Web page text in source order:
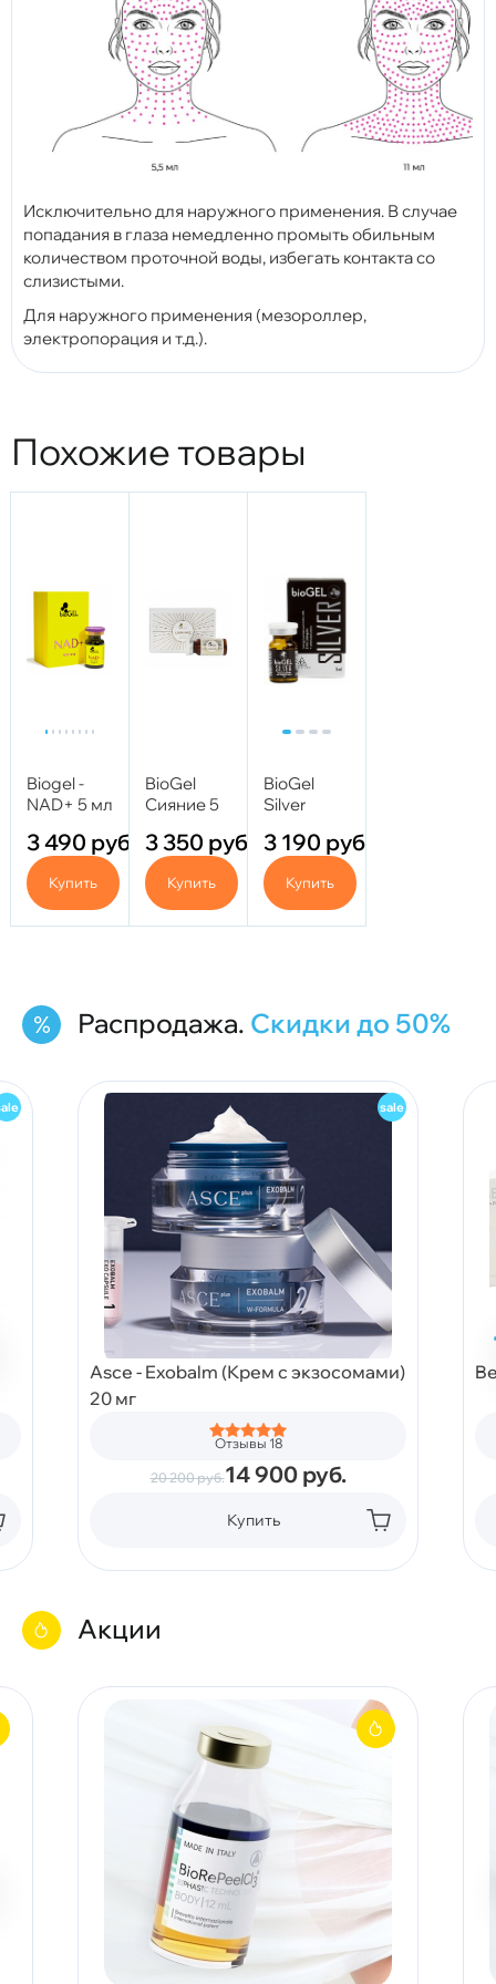
Исключительно для наружного применения. В случае
попадания в глаза немедленно промыть обильным
количеством проточной воды, избегать контакта со
слизистыми.
Для наружного применения (мезороллер,
электропорация и т.д.).
Похожие товары
Biogel -
NAD+ 5 мл
3 490 руб.
Купить
BioGel
Сияние 5
3 350 руб.
Купить
BioGel
Silver
Сильвер)
5мл
3 190 руб.
Купить
Распродажа. Скидки до 50%
Asce - Exobalm (Крем с экзосомами)
20 мг
Отзывы 18
20 200руб.14 900 руб.
Купить
Акции